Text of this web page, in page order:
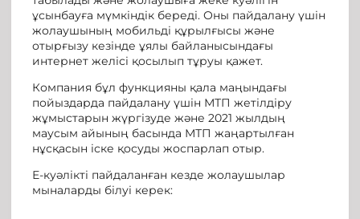
ұсынбауға мүмкіндік береді. Оны пайдалану үшін
жолаушының мобильді құрылғысы және
отырғызу кезінде ұялы байланысындағы
интернет желісі қосылып тұруы қажет.
Компания бұл функцияны қала маңындағы
пойыздарда пайдалану үшін МТП жетілдіру
жұмыстарын жүргізуде және 2021 жылдың
маусым айының басында МТП жаңартылған
нұсқасын іске қосуды жоспарлап отыр.
Е-куәлікті пайдаланған кезде жолаушылар
мыналарды білуі керек: